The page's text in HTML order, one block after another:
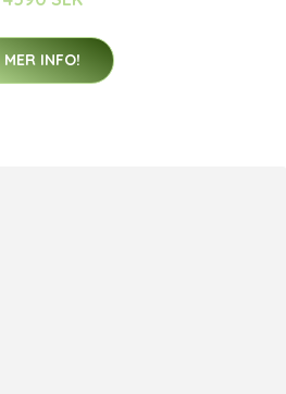
MER INFO!